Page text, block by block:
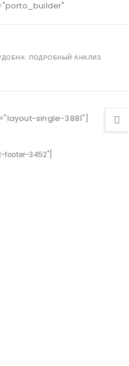
ПОДРОБНЫЙ АНАЛИЗ
single-3881"]
footer-3452"]